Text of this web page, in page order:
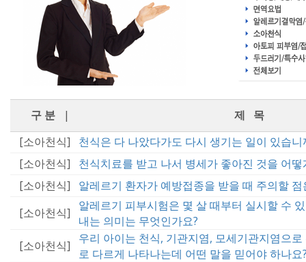
구 분|
제 목
[소아천식]
천식은 다 나았다가도 다시 생기는 일이 있습니
[소아천식]
천식치료를 받고 나서 병세가 좋아진 것을 어
[소아천식]
알레르기 환자가 예방접종을 받을 때 주의할
[소아천식]
알레르기 피부시험은 몇 살 때부터 실시할 수
내는 의미는 무엇인가요?
[소아천식]
우리 아이는 천식, 기관지염, 모세기관지염으
로 다르게 나타나는데 어떤 말을 믿어야 하나요